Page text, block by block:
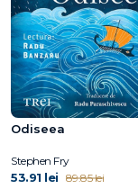
Odiseea
Stephen Fry
53.91 lei 89.85 lei